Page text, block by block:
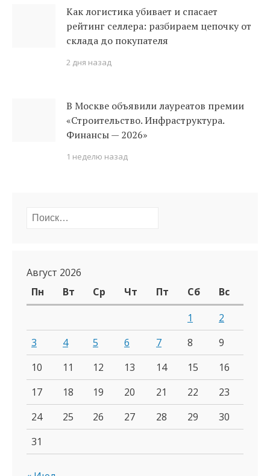
Как логистика убивает и спасает
рейтинг селлера: разбираем цепочку от
склада до покупателя
2 дня назад
В Москве объявили лауреатов премии
«Строительство. Инфраструктура.
Финансы — 2026»
1 неделю назад
Найти:
Август 2026
Пн
Вт Ср Чт Пт Сб
Вс
1
2
3
4 5 6 7 8
9
10
11 12 13 14 15
16
17
18 19 20 21 22
23
24
25 26 27 28 29
30
31